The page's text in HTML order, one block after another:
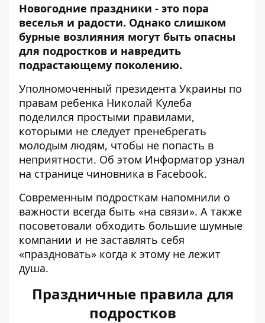
Новогодние праздники - это пора
веселья и радости. Однако слишком
бурные возлияния могут быть опасны
для подростков и навредить
подрастающему поколению.
Уполномоченный президента Украины по
правам ребенка Николай Кулеба
поделился простыми правилами,
которыми не следует пренебрегать
молодым людям, чтобы не попасть в
неприятности. Об этом Информатор узнал
на странице чиновника в Facebook.
Современным подросткам напомнили о
важности всегда быть «на связи». А также
посоветовали обходить большие шумные
компании и не заставлять себя
«праздновать» когда к этому не лежит
душа.
Праздничные правила для
подростков